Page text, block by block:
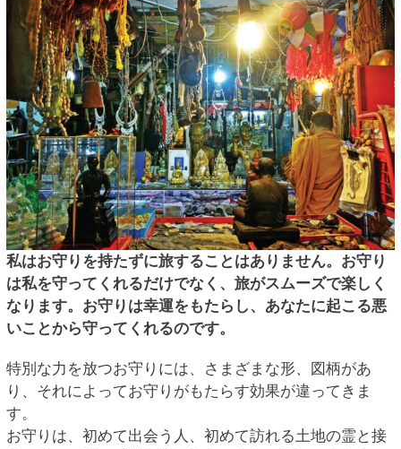
私はお守りを持たずに旅することはありません。お守り
は私を守ってくれるだけでなく、旅がスムーズで楽しく
なります。お守りは幸運をもたらし、あなたに起こる悪
いことから守ってくれるのです。
特別な力を放つお守りには、さまざまな形、図柄があ
り、それによってお守りがもたらす効果が違ってきま
す。
お守りは、初めて出会う人、初めて訪れる土地の霊と接